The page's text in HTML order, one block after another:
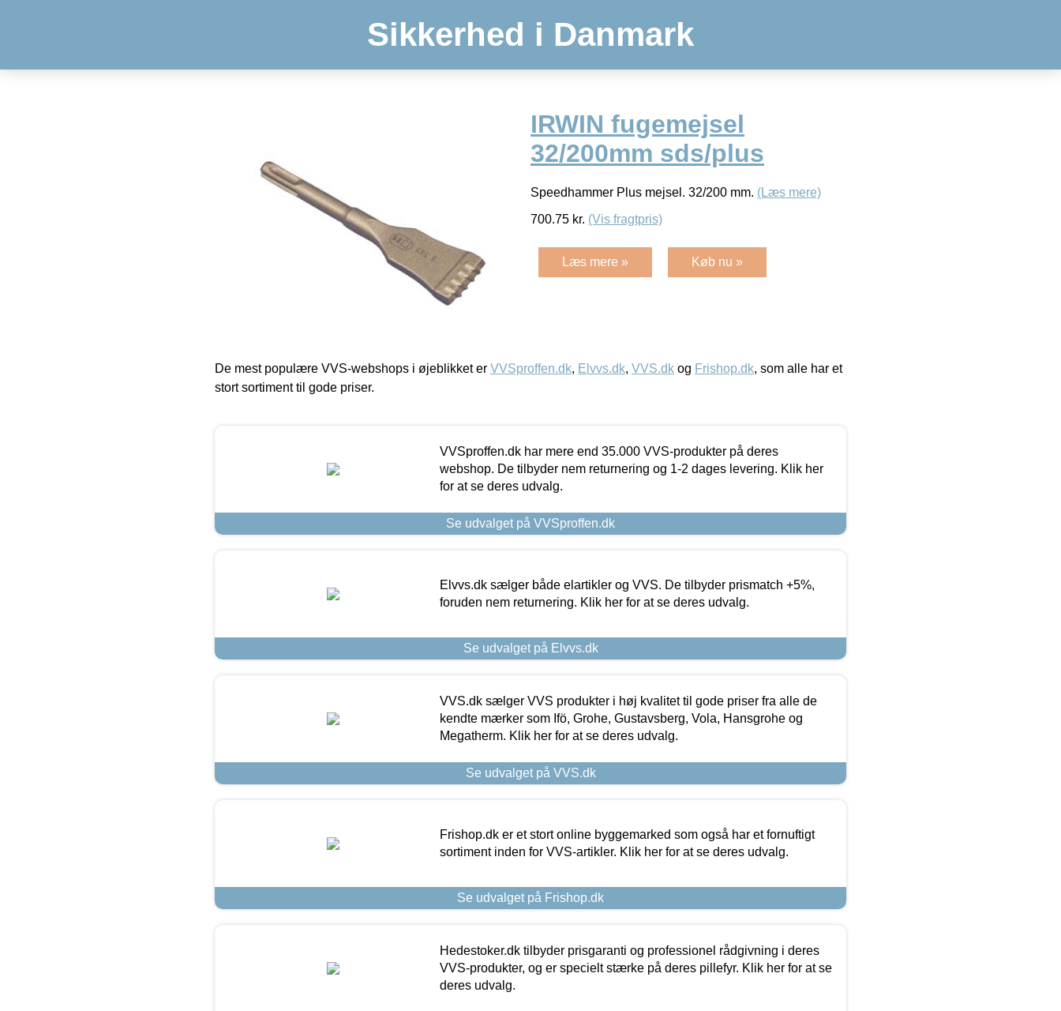
Sikkerhed i Danmark
IRWIN fugemejsel
32/200mm sds/plus
Speedhammer Plus mejsel. 32/200 mm. (Læs mere)
700.75 kr. (Vis fragtpris)
Læs mere » Køb nu »
De mest populære VVS-webshops i øjeblikket er VVSproffen.dk, Elvvs.dk, VVS.dk og Frishop.dk, som alle har et
stort sortiment til gode priser.
VVSproffen.dk har mere end 35.000 VVS-produkter på deres
webshop. De tilbyder nem returnering og 1-2 dages levering. Klik her
for at se deres udvalg.
Se udvalget på VVSproffen.dk
Elvvs.dk sælger både elartikler og VVS. De tilbyder prismatch +5%,
foruden nem returnering. Klik her for at se deres udvalg.
Se udvalget på Elvvs.dk
VVS.dk sælger VVS produkter i høj kvalitet til gode priser fra alle de
kendte mærker som Ifö, Grohe, Gustavsberg, Vola, Hansgrohe og
Megatherm. Klik her for at se deres udvalg.
Se udvalget på VVS.dk
Frishop.dk er et stort online byggemarked som også har et fornuftigt
sortiment inden for VVS-artikler. Klik her for at se deres udvalg.
Se udvalget på Frishop.dk
Hedestoker.dk tilbyder prisgaranti og professionel rådgivning i deres
VVS-produkter, og er specielt stærke på deres pillefyr. Klik her for at se
deres udvalg.